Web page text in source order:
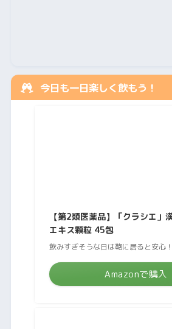
今日も一日楽しく飲もう！
【第2類医薬品】「クラシエ」
エキス顆粒 45包
飲みすぎそうな日は鞄に居ると安心！
Amazonで購入